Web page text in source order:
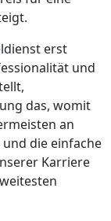
erst
und
das, womit
an
die einfache
Karriere